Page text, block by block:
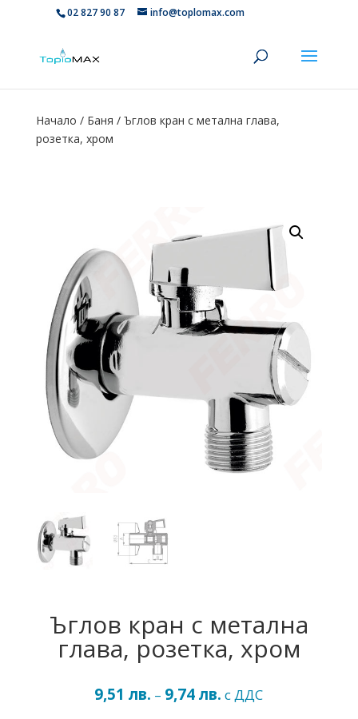
02 827 90 87 info@toplomax.com
Начало / Баня / Ъглов кран с метална глава,
розетка, хром
Ъглов кран с метална
глава, розетка, хром
9,51лв. – 9,74лв. Price
с ДДС